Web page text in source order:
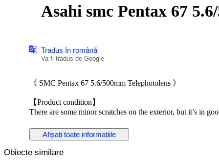
Asahi smc Pentax 67
Tradus în română
Va fi tradus de Google
《 SMC Pentax 67 5.6/500mm Telephotolens 》
【Product condition】
There are some minor scratches on the exterior, but it’s in
【Functional】
The following functions have been checked:
the extension operates smoothly.
Afișați toate informațiile
Obiecte similare